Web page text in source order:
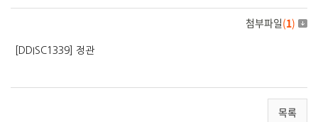
첨부파일(1)
[DDISC1339] 정관
목록